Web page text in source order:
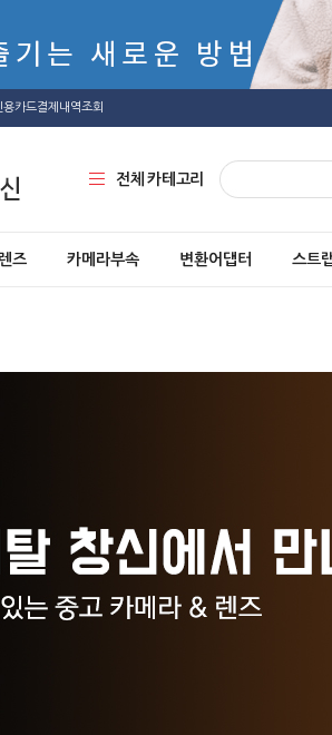
용카드결제내역조회
전체 카테고리
즈 카메라부속 변환어댑터 스트